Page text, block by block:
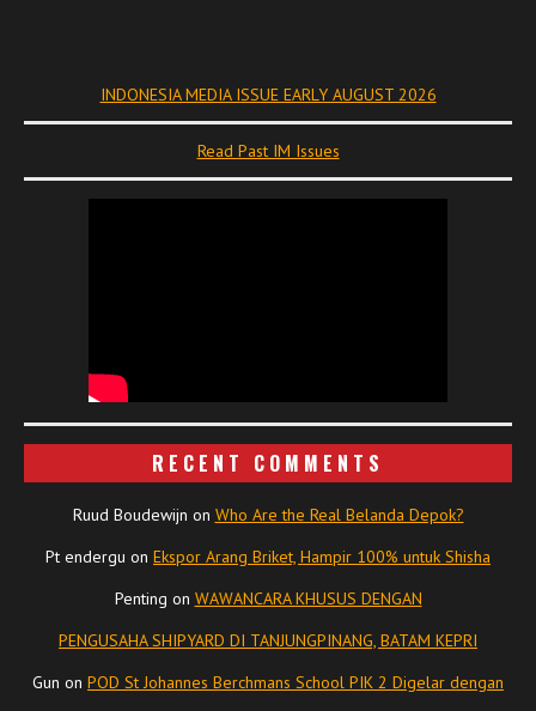
INDONESIA MEDIA ISSUE EARLY AUGUST 2026
Read Past IM Issues
RECENT COMMENTS
Ruud Boudewijn on Who Are the Real Belanda Depok?
Pt endergu on Ekspor Arang Briket, Hampir 100% untuk Shisha
Penting on WAWANCARA KHUSUS DENGAN
PENGUSAHA SHIPYARD DI TANJUNGPINANG, BATAM KEPRI
Gun on POD St Johannes Berchmans School PIK 2 Digelar dengan